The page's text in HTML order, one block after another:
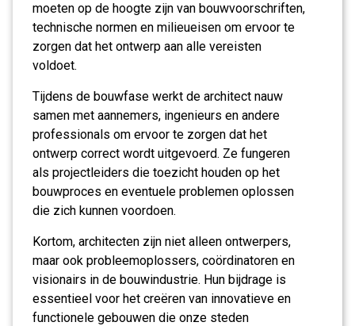
moeten op de hoogte zijn van bouwvoorschriften,
technische normen en milieueisen om ervoor te
zorgen dat het ontwerp aan alle vereisten
voldoet.
Tijdens de bouwfase werkt de architect nauw
samen met aannemers, ingenieurs en andere
professionals om ervoor te zorgen dat het
ontwerp correct wordt uitgevoerd. Ze fungeren
als projectleiders die toezicht houden op het
bouwproces en eventuele problemen oplossen
die zich kunnen voordoen.
Kortom, architecten zijn niet alleen ontwerpers,
maar ook probleemoplossers, coördinatoren en
visionairs in de bouwindustrie. Hun bijdrage is
essentieel voor het creëren van innovatieve en
functionele gebouwen die onze steden